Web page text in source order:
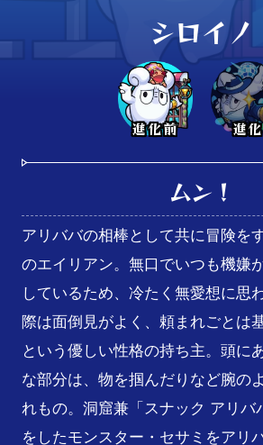
シロイノ
進化前 進化
ムン！
アリババの相棒として共に冒険を
のエイリアン。無口でいつも機嫌
しているため、冷たく無愛想に思
際は面倒見がよく、頼まれごとは
という優しい性格の持ち主。頭に
な部分は、物を掴んだりなど腕の
れもの。洞窟兼「スナック アリバ
をしたモンスター・セサミをアリ